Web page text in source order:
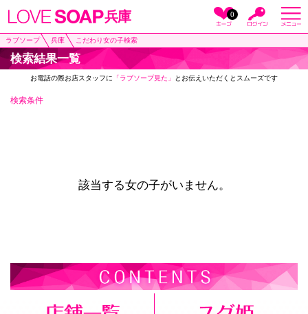
兵庫 0
ラブソープ 兵庫 こだわり女の子検索
検索結果一覧
お電話の際お店スタッフに 「ラブソープ見た」 とお伝えいただくとスムーズです
検索条件
該当する女の子がいません。